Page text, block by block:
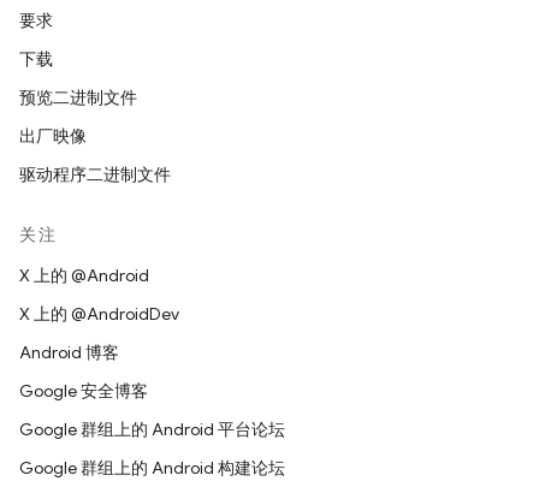
要求
下载
预览二进制文件
出厂映像
驱动程序二进制文件
关注
X 上的 @Android
X 上的 @AndroidDev
Android 博客
Google 安全博客
Google 群组上的 Android 平台论坛
Google 群组上的 Android 构建论坛